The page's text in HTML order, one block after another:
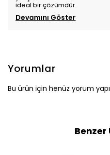
ideal bir çözümdür.
Devamını Göster
Yorumlar
Bu ürün için henüz yorum
Benzer